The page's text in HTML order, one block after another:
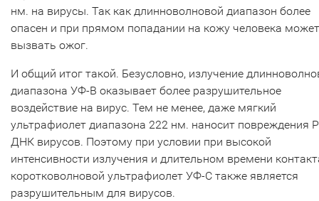
нм. на вирусы. Так как длинноволновой диапазон более
опасен и при прямом попадании на кожу человека может
вызвать ожог.
И общий итог такой. Безусловно, излучение
диапазона УФ-В оказывает более разрушительное
воздействие на вирус. Тем не менее, даже мягкий
ультрафиолет диапазона 222 нм. наносит повреждения
ДНК вирусов. Поэтому при условии при высокой
интенсивности излучения и длительном времени
коротковолновой ультрафиолет УФ-С также является
разрушительным для вирусов.